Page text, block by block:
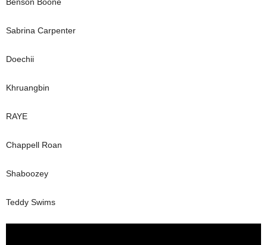
Sabrina Carpenter
Doechii
Khruangbin
RAYE
Chappell Roan
Shaboozey
Teddy Swims